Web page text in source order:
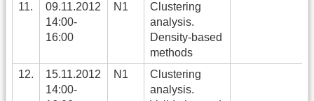
11.
09.11.2012
14:00-
16:00
N1
Clustering
analysis.
Density-based
methods
12.
15.11.2012
14:00-
N1
Clustering
analysis.